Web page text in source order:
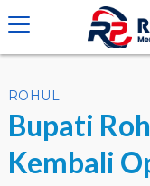
crossorigin="anonymous">
ROHUL
Bupati
Kembali